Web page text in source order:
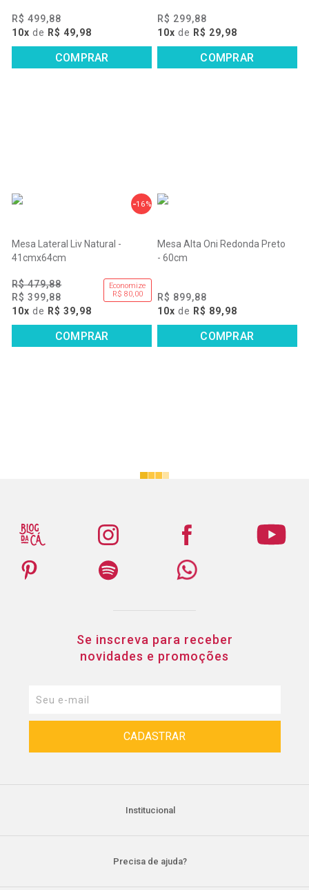
R$ 499,88
10x de R$ 49,98
COMPRAR
R$ 299,88
10x de R$ 29,98
COMPRAR
16%
Mesa Lateral Liv Natural -
41cmx64cm
R$ 479,88
R$ 399,88
Economize
R$ 80,00
10x de R$ 39,98
COMPRAR
Mesa Alta Oni Redonda Preto
- 60cm
R$ 899,88
10x de R$ 89,98
COMPRAR
Se inscreva para receber
novidades e promoções
Institucional
Precisa de ajuda?